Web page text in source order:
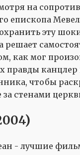
на
епископа
эту
решает
как мог
правды канцлер
чтобы
стенами